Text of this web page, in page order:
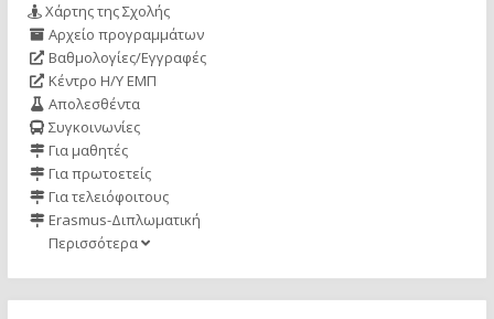
Χάρτης της Σχολής
Αρχείο προγραμμάτων
Βαθμολογίες/Εγγραφές
Κέντρο Η/Υ ΕΜΠ
Απολεσθέντα
Συγκοινωνίες
Για μαθητές
Για πρωτοετείς
Για τελειόφοιτους
Erasmus-Διπλωματική
Περισσότερα